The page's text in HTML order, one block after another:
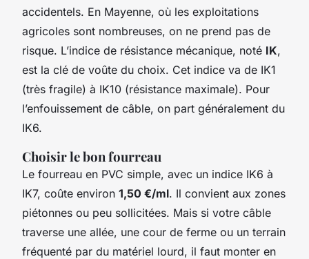
accidentels. En Mayenne, où les exploitations
agricoles sont nombreuses, on ne prend pas de
risque. L’indice de résistance mécanique, noté IK,
est la clé de voûte du choix. Cet indice va de IK1
(très fragile) à IK10 (résistance maximale). Pour
l’enfouissement de câble, on part généralement du
IK6.
Choisir le bon fourreau
Le fourreau en PVC simple, avec un indice IK6 à
IK7, coûte environ 1,50 €/ml. Il convient aux zones
piétonnes ou peu sollicitées. Mais si votre câble
traverse une allée, une cour de ferme ou un terrain
fréquenté par du matériel lourd, il faut monter en